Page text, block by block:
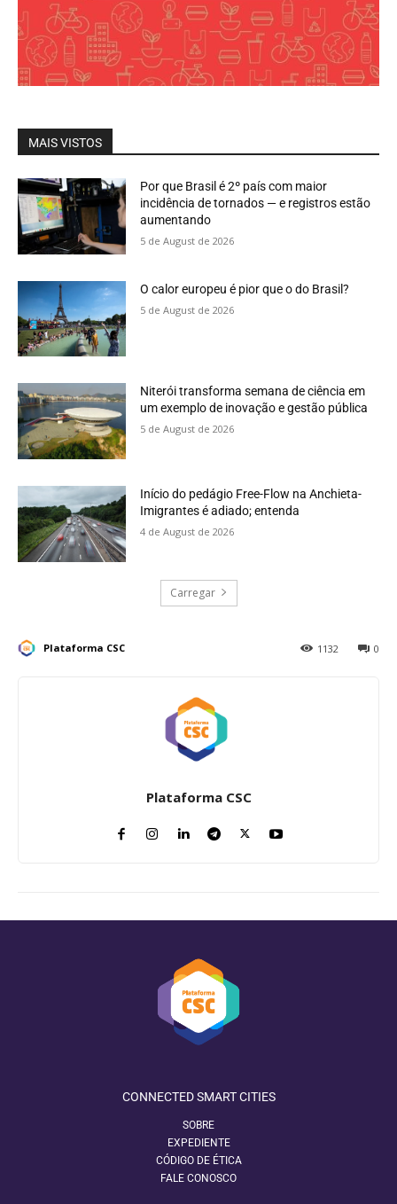
MAIS VISTOS
Por que Brasil é 2º país com maior
incidência de tornados — e registros estão
aumentando
5 de August de 2026
O calor europeu é pior que o do Brasil?
5 de August de 2026
Niterói transforma semana de ciência em
um exemplo de inovação e gestão pública
5 de August de 2026
Início do pedágio Free-Flow na Anchieta-
Imigrantes é adiado; entenda
4 de August de 2026
Carregar
Plataforma CSC 0
1132
Plataforma CSC
CONNECTED SMART CITIES
SOBRE
EXPEDIENTE
CÓDIGO DE ÉTICA
FALE CONOSCO